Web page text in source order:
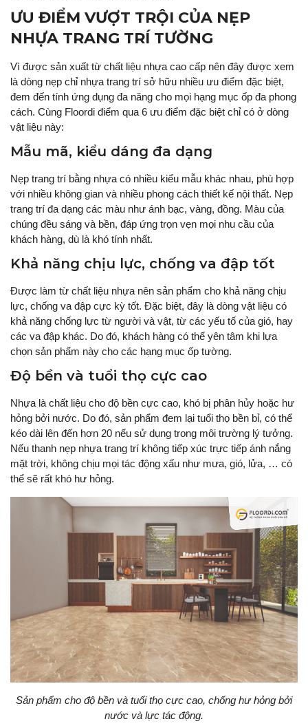
ƯU ĐIỂM VƯỢT TRỘI CỦA NẸP
NHỰA TRANG TRÍ TƯỜNG
Vì được sản xuất từ chất liệu nhựa cao cấp nên đây được xem
là dòng nẹp chỉ nhựa trang trí sở hữu nhiều ưu điểm đặc biệt,
đem đến tính ứng dụng đa năng cho mọi hạng mục ốp đa phong
cách. Cùng Floordi điểm qua 6 ưu điểm đặc biệt chỉ có ở dòng
vật liệu này:
Mẫu mã, kiểu dáng đa dạng
Nẹp trang trí bằng nhựa có nhiều kiểu mẫu khác nhau, phù hợp
với nhiều không gian và nhiều phong cách thiết kế nội thất. Nẹp
trang trí đa dạng các màu như ánh bạc, vàng, đồng. Màu của
chúng đều sáng và bền, đáp ứng trọn vẹn mọi nhu cầu của
khách hàng, dù là khó tính nhất.
Khả năng chịu lực, chống va đập tốt
Được làm từ chất liệu nhựa nên sản phẩm cho khả năng chịu
lực, chống va đập cực kỳ tốt. Đặc biệt, đây là dòng vật liệu có
khả năng chống lực từ người và vật, từ các yếu tố của gió, hay
các va đập khác. Do đó, khách hàng có thể yên tâm khi lựa
chọn sản phẩm này cho các hạng mục ốp tường.
Độ bền và tuổi thọ cực cao
Nhựa là chất liệu cho độ bền cực cao, khó bị phân hủy hoặc hư
hỏng bởi nước. Do đó, sản phẩm đem lại tuổi thọ bền bỉ, có thể
kéo dài lên đến hơn 20 nếu sử dụng trong môi trường lý tưởng.
Nếu thanh nẹp nhựa trang trí không tiếp xúc trực tiếp ánh nắng
mặt trời, không chịu mọi tác động xấu như mưa, gió, lửa, … có
thể sẽ rất khó hư hỏng.
Sản phẩm cho độ bền và tuổi thọ cực cao, chống hư hỏng bởi
nước và lực tác động.